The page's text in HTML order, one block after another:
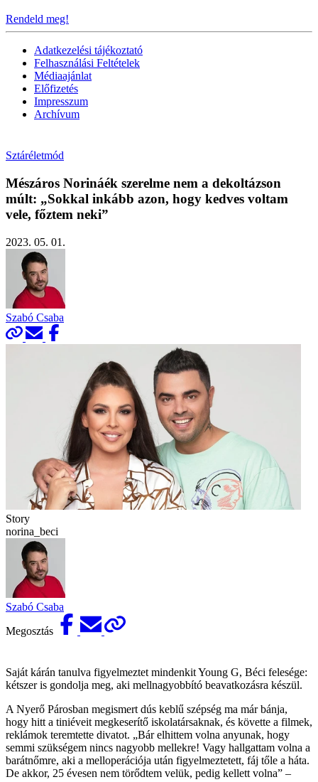
Rendeld meg!
Adatkezelési tájékoztató
Felhasználási Feltételek
Médiaajánlat
Előfizetés
Impresszum
Archívum
Sztáréletmód
Mészáros Norináék szerelme nem a dekoltázson
múlt: „Sokkal inkább azon, hogy kedves voltam
vele, főztem neki”
2023. 05. 01.
Szabó Csaba
Story
norina_beci
Szabó Csaba
Megosztás
Saját kárán tanulva figyelmeztet mindenkit Young G, Béci felesége:
kétszer is gondolja meg, aki mell­nagyobbító beavatkozásra készül.
A Nyerő Párosban megismert dús keblű szépség ma már bánja,
hogy hitt a tiniéveit megkeserítő iskolatársaknak, és követte a filmek,
reklámok teremtette divatot. „Bár elhittem volna anyunak, hogy
semmi szükségem nincs nagyobb mellekre! Vagy hallgattam volna a
barátnőmre, aki a melloperációja után figyelmeztetett, fáj tőle a háta.
De akkor, 25 évesen nem törődtem velük, pedig kellett volna” –